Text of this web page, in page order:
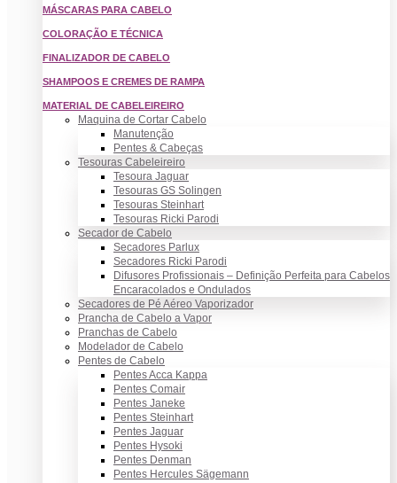
MÁSCARAS PARA CABELO
COLORAÇÃO E TÉCNICA
FINALIZADOR DE CABELO
SHAMPOOS E CREMES DE RAMPA
MATERIAL DE CABELEIREIRO
Maquina de Cortar Cabelo
Manutenção
Pentes & Cabeças
Tesouras Cabeleireiro
Tesoura Jaguar
Tesouras GS Solingen
Tesouras Steinhart
Tesouras Ricki Parodi
Secador de Cabelo
Secadores Parlux
Secadores Ricki Parodi
Difusores Profissionais – Definição Perfeita para Cabelos
Encaracolados e Ondulados
Secadores de Pé Aéreo Vaporizador
Prancha de Cabelo a Vapor
Pranchas de Cabelo
Modelador de Cabelo
Pentes de Cabelo
Pentes Acca Kappa
Pentes Comair
Pentes Janeke
Pentes Steinhart
Pentes Jaguar
Pentes Hysoki
Pentes Denman
Pentes Hercules Sägemann